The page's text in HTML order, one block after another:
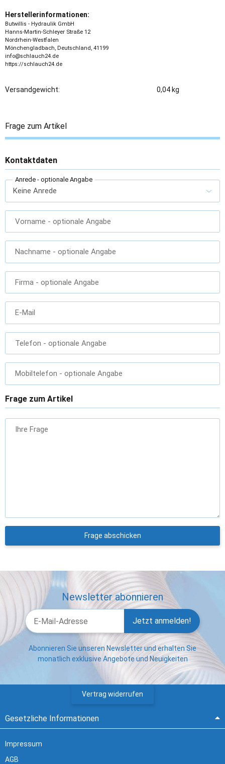
Herstellerinformationen:
Butwillis - Hydraulik GmbH
Hanns-Martin-Schleyer Straße 12
Nordrhein-Westfalen
Mönchengladbach, Deutschland, 41199
info@schlauch24.de
https://schlauch24.de
Versandgewicht: 0,04 kg
Frage zum Artikel
Kontaktdaten
Anrede - optionale Angabe
Vorname - optionale Angabe
Nachname - optionale Angabe
Firma - optionale Angabe
E-Mail
Telefon - optionale Angabe
Mobiltelefon - optionale Angabe
Frage zum Artikel
Ihre Frage
Frage abschicken
Newsletter abonnieren
Jetzt anmelden!
Abonnieren Sie unseren Newsletter und erhalten Sie
monatlich exklusive Angebote und Neuigkeiten
Vertrag widerrufen
Gesetzliche Informationen
Impressum
AGB